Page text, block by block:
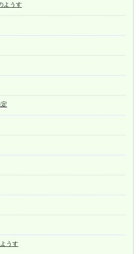
ようす
うす